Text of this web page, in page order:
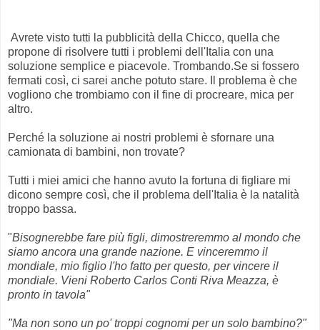
Avrete visto tutti la pubblicità della Chicco, quella che
propone di risolvere tutti i problemi dell'Italia con una
soluzione semplice e piacevole. Trombando.Se si fossero
fermati così, ci sarei anche potuto stare. Il problema è che
vogliono che trombiamo con il fine di procreare, mica per
altro.
Perché la soluzione ai nostri problemi è sfornare una
camionata di bambini, non trovate?
Tutti i miei amici che hanno avuto la fortuna di figliare mi
dicono sempre così, che il problema dell'Italia è la natalità
troppo bassa.
"Bisognerebbe fare più figli, dimostreremmo al mondo che
siamo ancora una grande nazione. E vinceremmo il
mondiale, mio figlio l'ho fatto per questo, per vincere il
mondiale. Vieni Roberto Carlos Conti Riva Meazza, è
pronto in tavola"
"Ma non sono un po' troppi cognomi per un solo bambino?"